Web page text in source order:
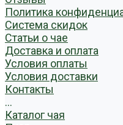
Политика
Система скидок
Статьи о чае
Доставка и оплата
Условия оплаты
Условия доставки
Контакты
...
Каталог чая